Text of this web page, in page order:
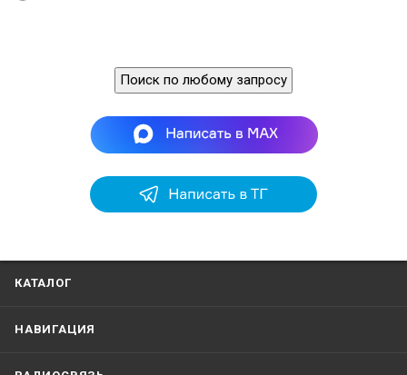
Поиск по любому запросу
КАТАЛОГ
НАВИГАЦИЯ